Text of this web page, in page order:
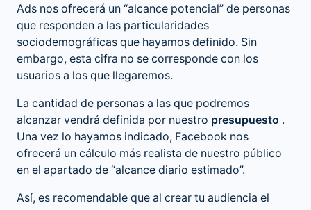
Ads nos ofrecerá un “alcance potencial” de personas
que responden a las particularidades
sociodemográficas que hayamos definido. Sin
embargo, esta cifra no se corresponde con los
usuarios a los que llegaremos.
La cantidad de personas a las que podremos
alcanzar vendrá definida por nuestro presupuesto .
Una vez lo hayamos indicado, Facebook nos
ofrecerá un cálculo más realista de nuestro público
en el apartado de “alcance diario estimado”.
Así, es recomendable que al crear tu audiencia el